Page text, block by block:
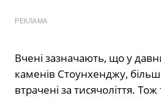
РЕКЛАМА
Вчені зазначають, що у
каменів Стоунхенджу,
втрачені за тисячоліття.